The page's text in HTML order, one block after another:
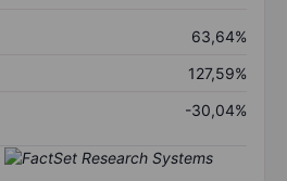
63,64%
127,59%
-30,04%